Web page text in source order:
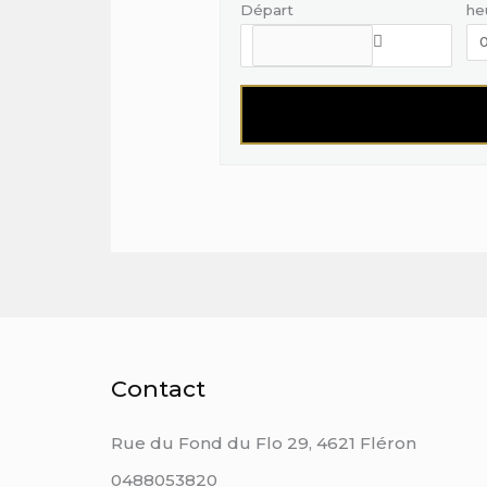
Départ
Contact
Rue du Fond du Flo 29, 4621 Fléron
0488053820